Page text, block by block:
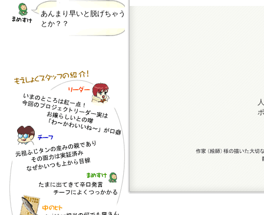
あんまり早いと脱げちゃう
とか？？